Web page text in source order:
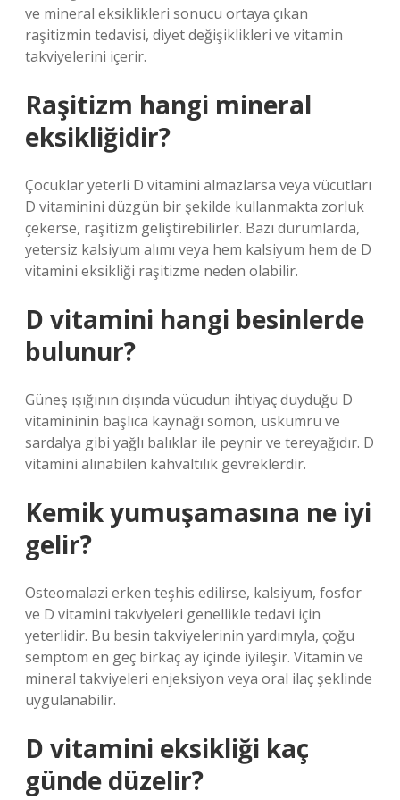
ve mineral eksiklikleri sonucu ortaya çıkan
raşitizmin tedavisi, diyet değişiklikleri ve vitamin
takviyelerini içerir.
Raşitizm hangi mineral
eksikliğidir?
Çocuklar yeterli D vitamini almazlarsa veya vücutları
D vitaminini düzgün bir şekilde kullanmakta zorluk
çekerse, raşitizm geliştirebilirler. Bazı durumlarda,
yetersiz kalsiyum alımı veya hem kalsiyum hem de D
vitamini eksikliği raşitizme neden olabilir.
D vitamini hangi besinlerde
bulunur?
Güneş ışığının dışında vücudun ihtiyaç duyduğu D
vitamininin başlıca kaynağı somon, uskumru ve
sardalya gibi yağlı balıklar ile peynir ve tereyağıdır. D
vitamini alınabilen kahvaltılık gevreklerdir.
Kemik yumuşamasına ne iyi
gelir?
Osteomalazi erken teşhis edilirse, kalsiyum, fosfor
ve D vitamini takviyeleri genellikle tedavi için
yeterlidir. Bu besin takviyelerinin yardımıyla, çoğu
semptom en geç birkaç ay içinde iyileşir. Vitamin ve
mineral takviyeleri enjeksiyon veya oral ilaç şeklinde
uygulanabilir.
D vitamini eksikliği kaç
günde düzelir?